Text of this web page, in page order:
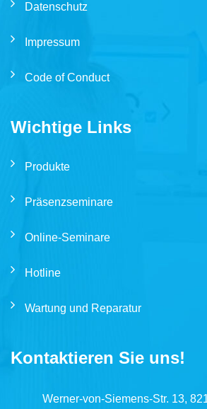
Datenschutz
Impressum
Code of Conduct
Wichtige Links
Produkte
Präsenzseminare
Online-Seminare
Hotline
Wartung und Reparatur
Kontaktieren Sie uns!
Werner-von-Siemens-Str. 13,